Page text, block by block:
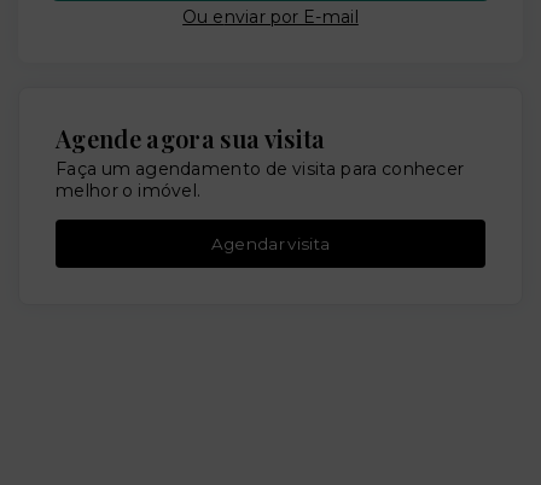
Ou enviar por E-mail
Agende agora sua visita
Faça um agendamento de visita para conhecer
melhor o imóvel.
Agendar visita